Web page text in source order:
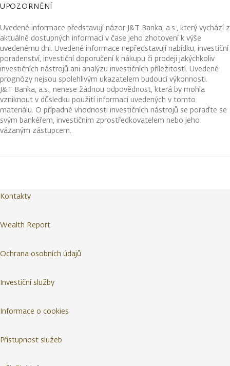
UPOZORNĚNÍ
Uvedené informace představují názor J&T Banka, a.s., který vychází z
aktuálně dostupných informací v čase jeho zhotovení k výše
uvedenému dni. Uvedené informace nepředstavují nabídku, investiční
poradenství, investiční doporučení k nákupu či prodeji jakýchkoliv
investičních nástrojů ani analýzu investičních příležitostí. Uvedené
prognózy nejsou spolehlivým ukazatelem budoucí výkonnosti.
J&T Banka, a.s., nenese žádnou odpovědnost, která by mohla
vzniknout v důsledku použití informací uvedených v tomto
materiálu. O případné vhodnosti investičních nástrojů se poraďte se
svým bankéřem, investičním zprostředkovatelem nebo jeho
vázaným zástupcem.
Kontakty
Wealth Report
Ochrana osobních údajů
Investiční služby
Informace o cookies
Přístupnost služeb